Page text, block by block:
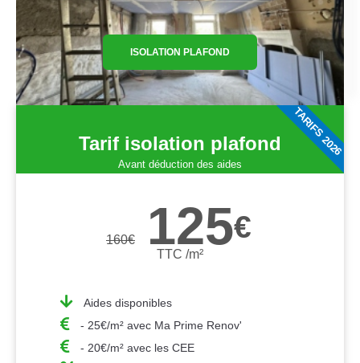
ISOLATION PLAFOND
Tarif isolation plafond
Avant déduction des aides
160€ 125€
TTC /m²
Aides disponibles
- 25€/m² avec Ma Prime Renov'
- 20€/m² avec les CEE
TARIFS 2026